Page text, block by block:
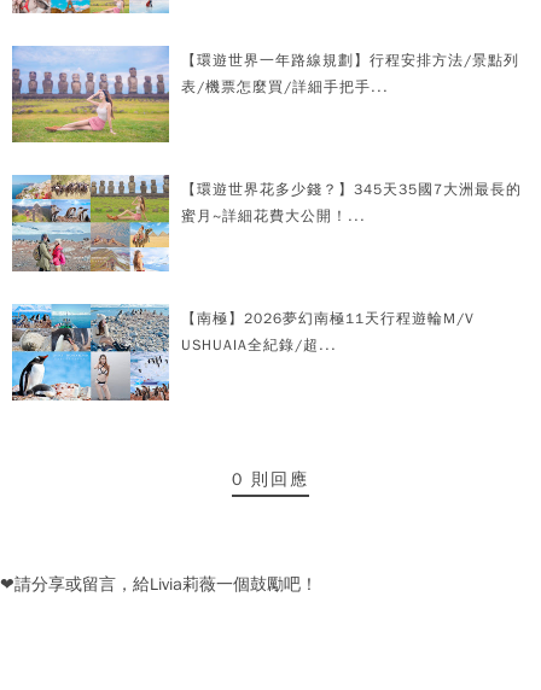
【環遊世界一年路線規劃】行程安排方法/景點列
表/機票怎麼買/詳細手把手...
【環遊世界花多少錢？】345天35國7大洲最長的
蜜月~詳細花費大公開！...
【南極】2026夢幻南極11天行程遊輪M/V
USHUAIA全紀錄/超...
0 則回應
❤請分享或留言，給Livia莉薇一個鼓勵吧！